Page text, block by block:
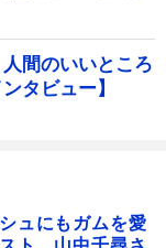
間のいいところ
タビュー】
ュにもガムを愛